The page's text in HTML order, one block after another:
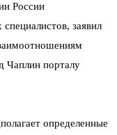
России
заявил
Чаплин порталу
определенные